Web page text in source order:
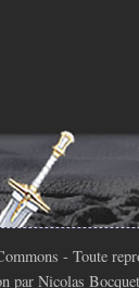
- Toute
par Nicolas Bocquet